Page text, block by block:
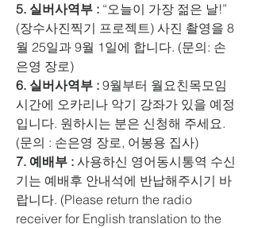
5. 실버사역부 : “오늘이 가장 젊은 날!”
(장수사진찍기 프로젝트) 사진 촬영을 8
월 25일과 9월 1일에 합니다. (문의: 손
은영 장로)
6. 실버사역부 : 9월부터 월요친목모임
시간에 오카리나 악기 강좌가 있을 예정
입니다. 원하시는 분은 신청해 주세요.
(문의 : 손은영 장로, 어봉용 집사)
7. 예배부 : 사용하신 영어동시통역 수신
기는 예배후 안내석에 반납해주시기 바
랍니다. (Please return the radio
receiver for English translation to the